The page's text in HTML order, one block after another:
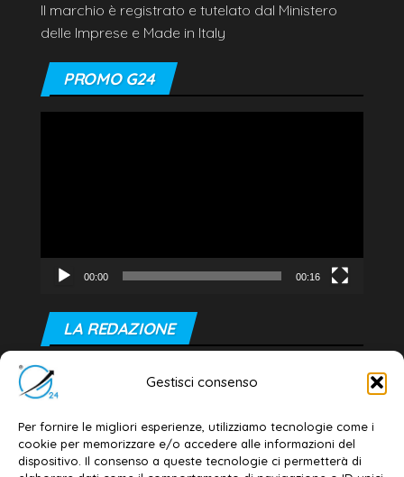
Gestisci consenso
Per fornire le migliori esperienze, utilizziamo tecnologie come i
cookie per memorizzare e/o accedere alle informazioni del
dispositivo. Il consenso a queste tecnologie ci permetterà di
Il marchio è registrato e tutelato dal Ministero
delle Imprese e Made in Italy
PROMO G24
00:00 00:16
LA REDAZIONE
Editore e direttore responsabile:
Dott. Daniele G. Masciullo
Email: redazione@galatina24.it
Contatti –Disclaimer